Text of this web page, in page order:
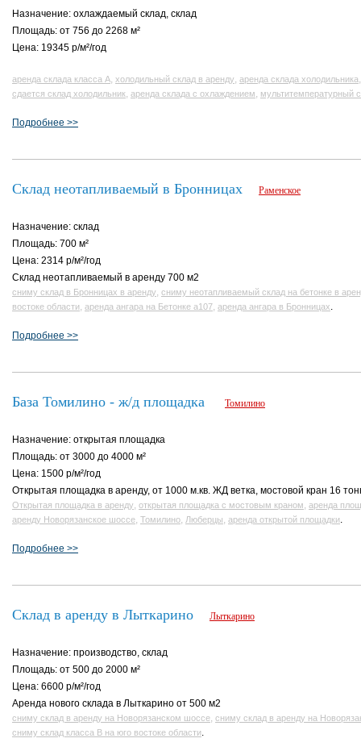
Назначение: охлаждаемый склад, склад
Площадь: от 756 до 2268 м²
Цена: 19345 р/м²/год
аренда склада класса А, холодильный склад в аренду, аренда склада холодильника
сдается склад холодильник, аренда склада с охлаждением, мультитемпературный
Подробнее >>
Склад неотапливаемый в Бронницах Раменское
Назначение: склад
Площадь: 700 м²
Цена: 2314 р/м²/год
Склад неотапливаемый в аренду 700 м2
сниму склад в Бронницах в аренду, сниму неотапливаемый склад на бетонке в
востоке области, аренда ангара на Бетонке а107, аренда ангара в Бронницах.
Подробнее >>
База Томилино - ж/д площадка Томилино
Назначение: открытая площадка
Площадь: от 3000 до 4000 м²
Цена: 1500 р/м²/год
Открытая площадка в аренду, от 1000 м.кв. ЖД ветка, мостовой кран 16
Открытая площадка в аренду, открытая площадка с мостовым краном, аренда
аренду Новорязанское шоссе, Томилино, Люберцы, аренда открытой площадки.
Подробнее >>
Склад в аренду в Лыткарино Лыткарино
Назначение: производство, склад
Площадь: от 500 до 2000 м²
Цена: 6600 р/м²/год
Аренда нового склада в Лыткарино от 500 м2
сниму склад в аренду на Новорязанском шоссе, сниму склад в аренду на
сниму склад класса В на юго востоке области.